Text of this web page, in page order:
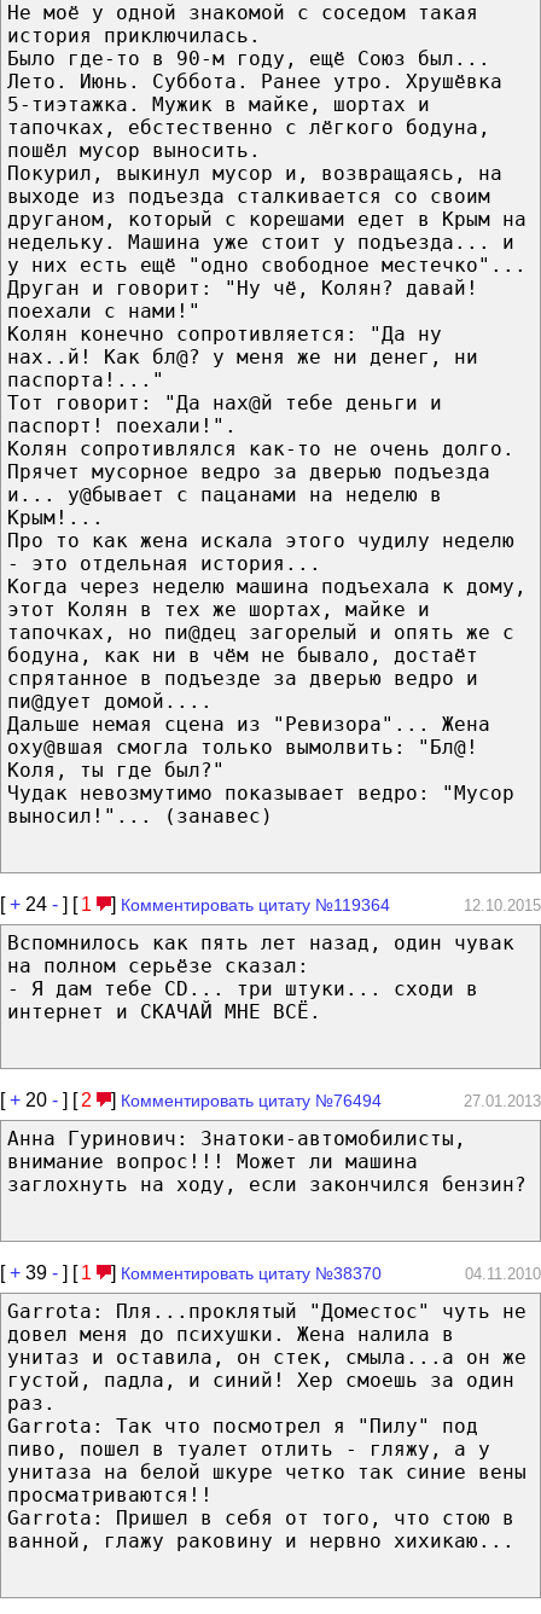
Не моё у одной знакомой с соседом такая
история приключилась.
Было где-то в 90-м году, ещё Союз был...
Лето. Июнь. Суббота. Ранее утро. Хрушёвка
5-тиэтажка. Мужик в майке, шортах и
тапочках, ебстественно с лёгкого бодуна,
пошёл мусор выносить.
Покурил, выкинул мусор и, возвращаясь, на
выходе из подъезда сталкивается со своим
друганом, который с корешами едет в Крым на
недельку. Машина уже стоит у подъезда... и
у них есть ещё "одно свободное местечко"...
Друган и говорит: "Ну чё, Колян? давай!
поехали с нами!"
Колян конечно сопротивляется: "Да ну
нах..й! Как бл@? у меня же ни денег, ни
паспорта!..."
Тот говорит: "Да нах@й тебе деньги и
паспорт! поехали!".
Колян сопротивлялся как-то не очень долго.
Прячет мусорное ведро за дверью подъезда
и... у@бывает с пацанами на неделю в
Крым!...
Про то как жена искала этого чудилу неделю
- это отдельная история...
Когда через неделю машина подъехала к дому,
этот Колян в тех же шортах, майке и
тапочках, но пи@дец загорелый и опять же с
бодуна, как ни в чём не бывало, достаёт
спрятанное в подъезде за дверью ведро и
пи@дует домой....
Дальше немая сцена из "Ревизора"... Жена
оху@вшая смогла только вымолвить: "Бл@!
Коля, ты где был?"
Чудак невозмутимо показывает ведро: "Мусор
выносил!"... (занавес)
[+ 24 - ] [ 1 ] Комментировать цитату №119364 12.10.2015
Вспомнилось как пять лет назад, один чувак
на полном серьёзе сказал:
- Я дам тебе CD... три штуки... сходи в
интернет и СКАЧАЙ МНЕ ВСЁ.
[+ 20 - ] [ 2 ] Комментировать цитату №76494 27.01.2013
Анна Гуринович: Знатоки-автомобилисты,
внимание вопрос!!! Может ли машина
заглохнуть на ходу, если закончился бензин?
[+ 39 - ] [ 1 ] Комментировать цитату №38370 04.11.2010
Garrota: Пля...проклятый "Доместос" чуть не
довел меня до психушки. Жена налила в
унитаз и оставила, он стек, смыла...а он же
густой, падла, и синий! Хер смоешь за один
раз.
Garrota: Так что посмотрел я "Пилу" под
пиво, пошел в туалет отлить - гляжу, а у
унитаза на белой шкуре четко так синие вены
просматриваются!!
Garrota: Пришел в себя от того, что стою в
ванной, глажу раковину и нервно хихикаю...